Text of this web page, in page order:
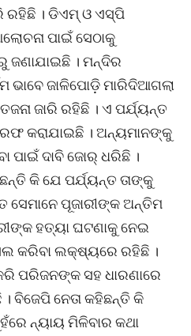
ରହିଛି । ଡିଏମ୍ ଓ ଏସ୍ପି
ପାଇଁ ସେଠାକୁ
ଜଣାଯାଇଛି । ମନ୍ଦିର
ଭାବେ ଜାଳିପୋଡ଼ି ମାରିଦିଆଗଲା
ଜାରି ରହିଛି । ଏ ପର୍ଯ୍ୟନ୍ତ
କରାଯାଇଛି । ଅନ୍ୟମାନଙ୍କୁ
ଦାବି ଜୋର୍ ଧରିଛି ।
କି ଯେ ପର୍ଯ୍ୟନ୍ତ ତାଙ୍କୁ
ସେମାନେ ପୂଜାରୀଙ୍କ ଅନ୍ତିମ
ହତ୍ୟା ଘଟଣାକୁ ନେଇ
କରିବା ଲକ୍ଷ୍ୟରେ ରହିଛି ।
ପରିଜନଙ୍କ ସହ ଧାରଣାରେ
ବିଜେପି ନେତା କହିଛନ୍ତି କି
ନ୍ୟାୟ ମିଳିବାର କଥା